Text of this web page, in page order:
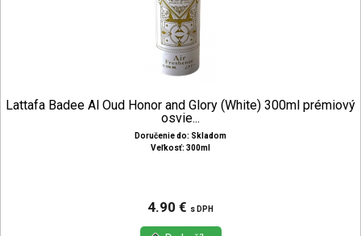
Lattafa Badee Al Oud Honor and Glory (White) 300ml prémiový
osvie...
Doručenie do: Skladom
Veľkosť: 300ml
4.90 € s DPH